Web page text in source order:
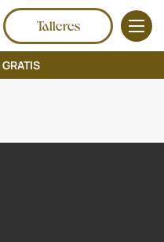
Talleres
GRATIS